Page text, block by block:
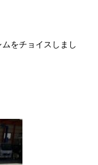
をチョイスしまし